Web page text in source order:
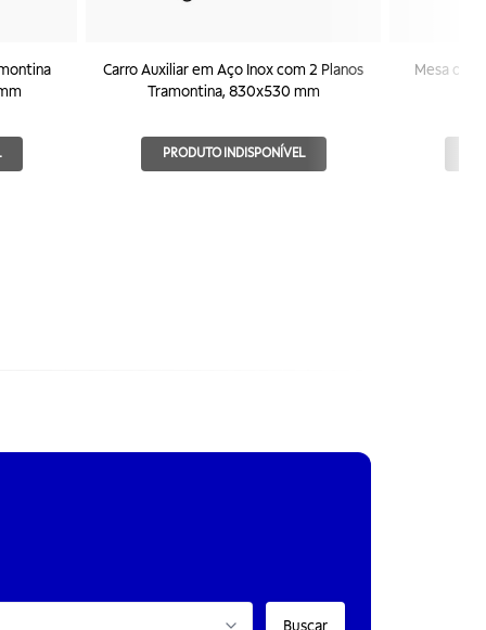
Carro Auxiliar em Aço Inox com 2 Planos
Tramontina, 830x530 mm
PRODUTO INDISPONÍVEL
Mesa de
Buscar